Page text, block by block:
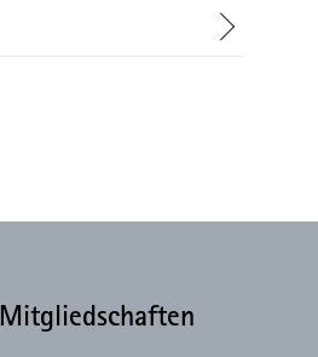
Mitgliedschaften